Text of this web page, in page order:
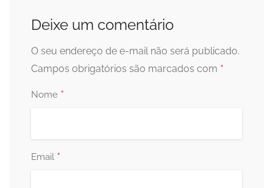
Deixe um comentário
O seu endereço de e-mail não será publicado.
Campos obrigatórios são marcados com *
Nome *
Email *